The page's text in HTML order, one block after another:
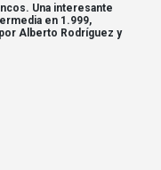
Una interesante
en 1.999,
Alberto Rodríguez y